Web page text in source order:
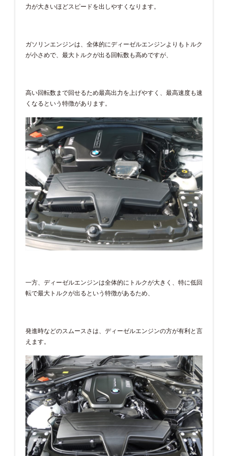
力が大きいほどスピードを出しやすくなります。
ガソリンエンジンは、全体的にディーゼルエンジンよりもトルク
が小さめで、最大トルクが出る回転数も高めですが、
高い回転数まで回せるため最高出力を上げやすく、最高速度も速
くなるという特徴があります。
一方、ディーゼルエンジンは全体的にトルクが大きく、特に低回
転で最大トルクが出るという特徴があるため、
発進時などのスムースさは、ディーゼルエンジンの方が有利と言
えます。